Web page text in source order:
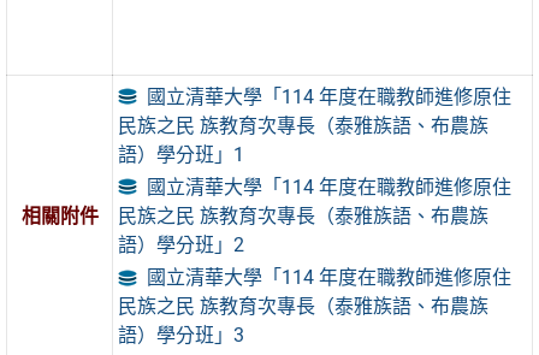
相關附件
國立清華大學「114 年度在職教師進修原住
民族之民 族教育次專長（泰雅族語、布農族
語）學分班」1
國立清華大學「114 年度在職教師進修原住
民族之民 族教育次專長（泰雅族語、布農族
語）學分班」2
國立清華大學「114 年度在職教師進修原住
民族之民 族教育次專長（泰雅族語、布農族
語）學分班」3